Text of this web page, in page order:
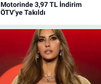
Motorinde 3,97 TL İndirim
ÖTV’ye Takıldı